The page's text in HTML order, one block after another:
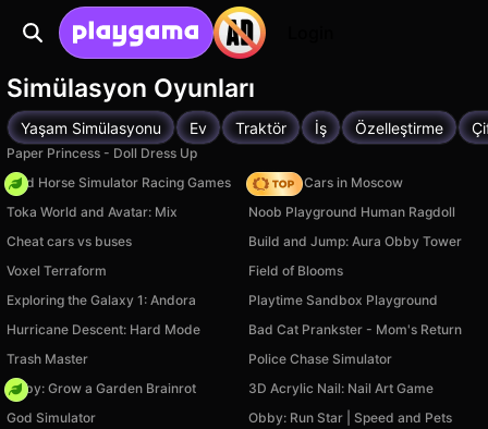
Simülasyon Oyunları
Yaşam Simülasyonu Ev Traktör İş Özelleştirme
Paper Princess - Doll Dress Up
Wild Horse Simulator Racing Games
Race On Cars in Moscow
Toka World and Avatar: Mix
Noob Playground Human Ragdoll
Cheat cars vs buses
Build and Jump: Aura Obby Tower
Voxel Terraform
Field of Blooms
Exploring the Galaxy 1: Andora
Playtime Sandbox Playground
Hurricane Descent: Hard Mode
Bad Cat Prankster - Mom's Return
Trash Master
Police Chase Simulator
Obby: Grow a Garden Brainrot
3D Acrylic Nail: Nail Art Game
God Simulator
Obby: Run Star | Speed and Pets